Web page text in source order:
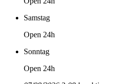
Samstag
Open 24h
Sonntag
Open 24h